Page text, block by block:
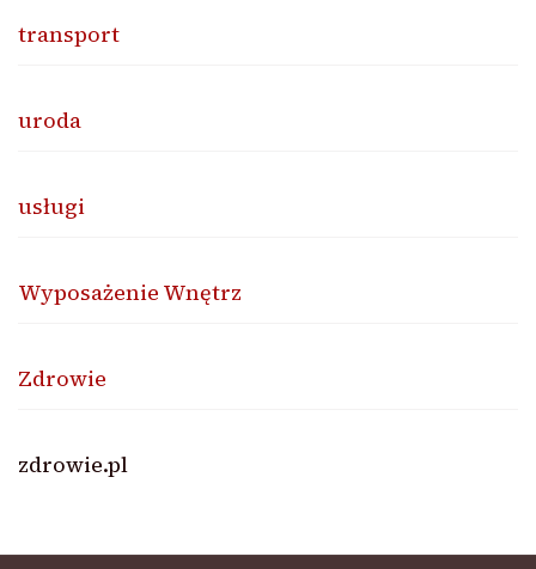
transport
uroda
usługi
Wyposażenie Wnętrz
Zdrowie
zdrowie.pl